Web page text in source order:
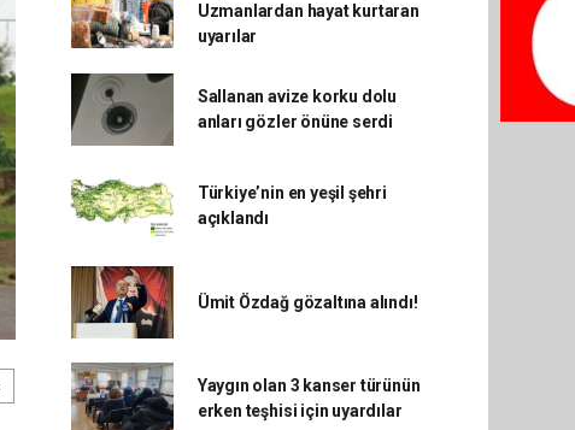
Uzmanlardan hayat kurtaran
uyarılar
Sallanan avize korku dolu
anları gözler önüne serdi
Türkiye’nin en yeşil şehri
açıklandı
Ümit Özdağ gözaltına alındı!
Yaygın olan 3 kanser türünün
erken teşhisi için uyardılar